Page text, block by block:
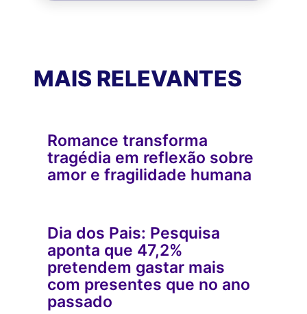
MAIS RELEVANTES
Romance transforma
tragédia em reflexão sobre
amor e fragilidade humana
Dia dos Pais: Pesquisa
aponta que 47,2%
pretendem gastar mais
com presentes que no ano
passado